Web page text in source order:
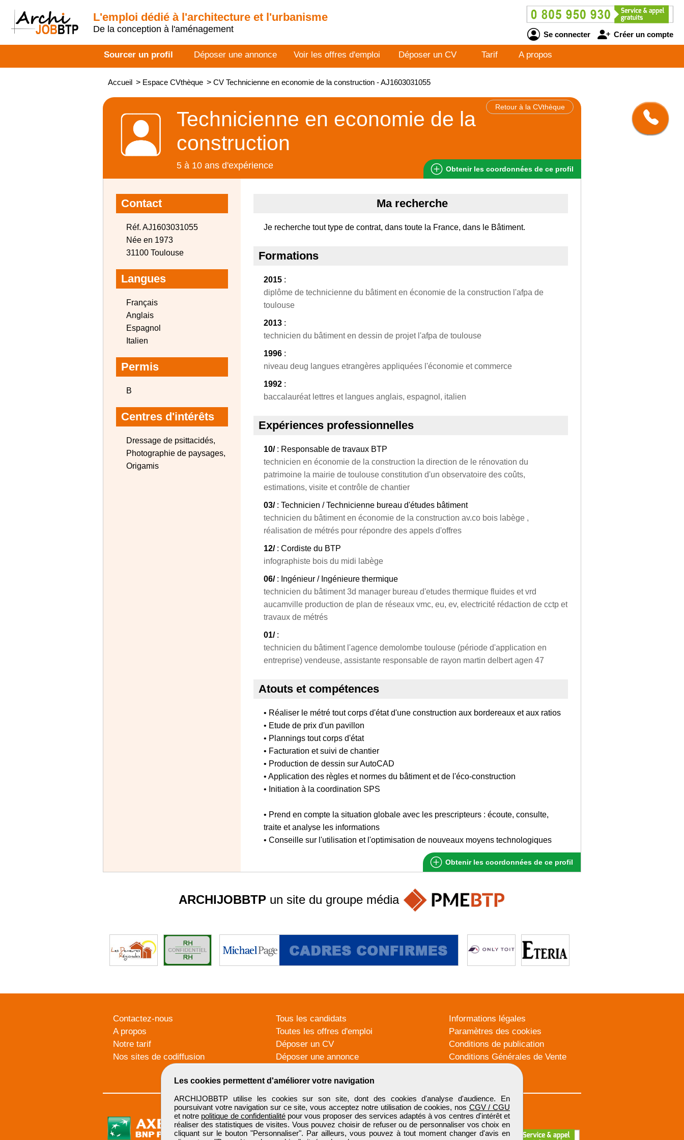
L'emploi dédié à l'architecture et l'urbanisme
De la conception à l'aménagement
Se connecter Créer un compte
Sourcer un profil Déposer une annonce Voir les offres d'emploi Déposer un CV Tarif A propos
Accueil > Espace CVthèque > CV Technicienne en economie de la construction - AJ1603031055
Retour à la CVthèque
Technicienne en economie de la
construction
5 à 10 ans d'expérience Obtenir les coordonnées de ce profil
Contact
Réf. AJ1603031055
Née en 1973
31100 Toulouse
Langues
Français
Anglais
Espagnol
Italien
Permis
B
Centres d'intérêts
Dressage de psittacidés,
Photographie de paysages,
Origamis
Ma recherche
Je recherche tout type de contrat, dans toute la France, dans le Bâtiment.
Formations
2015 :
diplôme de technicienne du bâtiment en économie de la construction l'afpa de
toulouse
2013 :
technicien du bâtiment en dessin de projet l'afpa de toulouse
1996 :
niveau deug langues etrangères appliquées l'économie et commerce
1992 :
baccalauréat lettres et langues anglais, espagnol, italien
Expériences professionnelles
10/: Responsable de travaux BTP
technicien en économie de la construction la direction de le rénovation du
patrimoine la mairie de toulouse constitution d'un observatoire des coûts,
estimations, visite et contrôle de chantier
03/: Technicien / Technicienne bureau d'études bâtiment
technicien du bâtiment en économie de la construction av.co bois labège ,
réalisation de métrés pour répondre des appels d'offres
12/: Cordiste du BTP
infographiste bois du midi labège
06/: Ingénieur / Ingénieure thermique
technicien du bâtiment 3d manager bureau d'etudes thermique fluides et vrd
aucamville production de plan de réseaux vmc, eu, ev, electricité rédaction de cctp et
travaux de métrés
01/:
technicien du bâtiment l'agence demolombe toulouse (période d'application en
entreprise) vendeuse, assistante responsable de rayon martin delbert agen 47
Atouts et compétences
• Réaliser le métré tout corps d'état d'une construction aux bordereaux et aux ratios
• Etude de prix d'un pavillon
• Plannings tout corps d'état
• Facturation et suivi de chantier
• Production de dessin sur AutoCAD
• Application des règles et normes du bâtiment et de l'éco-construction
• Initiation à la coordination SPS
• Prend en compte la situation globale avec les prescripteurs : écoute, consulte,
traite et analyse les informations
• Conseille sur l'utilisation et l'optimisation de nouveaux moyens technologiques
Obtenir les coordonnées de ce profil
Les cookies permettent d'améliorer votre navigation
ARCHIJOBBTP utilise les cookies sur son site, dont des cookies d'analyse d'audience. En
poursuivant votre navigation sur ce site, vous acceptez notre utilisation de cookies, nos CGV / CGU
et notre politique de confidentialitépour vous proposer des services adaptés à vos centres d'intérêt et
réaliser des statistiques de visites. Vous pouvez choisir de refuser ou de personnaliser vos choix en
cliquant sur le bouton "Personnaliser". Par ailleurs, vous pouvez à tout moment changer d'avis en
ARCHIJOBBTPun site du groupe média
Contactez-nous
A propos
Notre tarif
Nos sites de codiffusion
Tous les candidats
Toutes les offres d'emploi
Déposer un CV
Déposer une annonce
Informations légales
Paramètres des cookies
Conditions de publication
Conditions Générales de Vente